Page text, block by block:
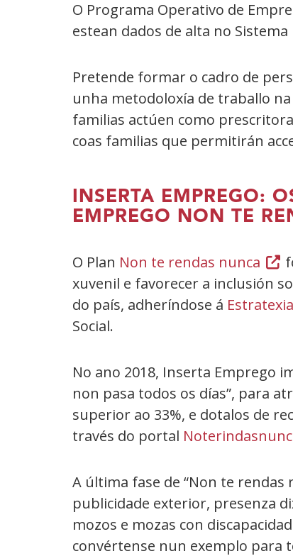
O Programa Operativo de
estean dados de alta no
Pretende formar o cadro de
unha metodoloxía de traballo
familias actúen como
coas familias que permitirán
INSERTA EMPREGO:
EMPREGO NON TE
O Plan Non te rendas nunca
xuvenil e favorecer a inclusión
do país, adheríndose á
Social.
No ano 2018, Inserta Emprego
non pasa todos os días”, para
superior ao 33%, e dotalos de
través do portal
A última fase de “Non te
publicidade exterior, presenza
mozos e mozas con
convértense nun exemplo para